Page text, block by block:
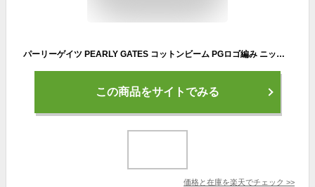
パーリーゲイツ PEARLY GATES コットンビーム PGロゴ編み ニットベスト ゴルフウェア メンズ 春夏
この商品をサイトでみる
価格と在庫を楽天でチェック >>